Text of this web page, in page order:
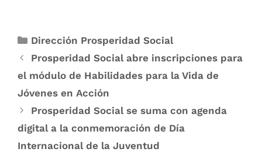
Dirección Prosperidad Social
Prosperidad Social abre inscripciones para
el módulo de Habilidades para la Vida de
Jóvenes en Acción
Prosperidad Social se suma con agenda
digital a la conmemoración de Día
Internacional de la Juventud